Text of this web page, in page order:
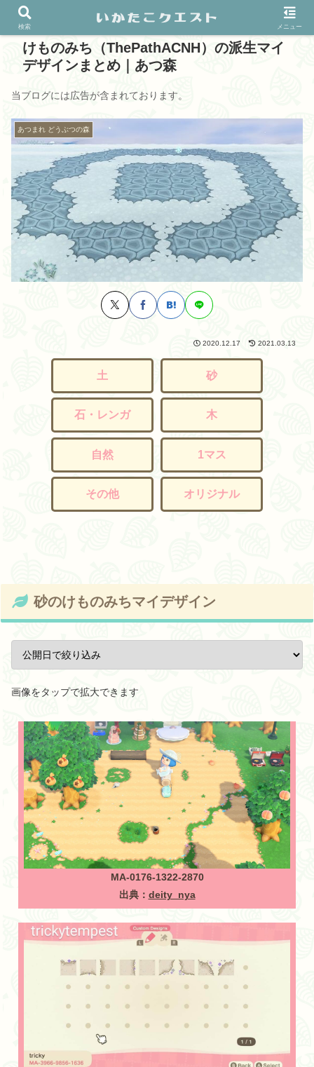
けものみち（ThePathACNH）の派生マイ
デザインまとめ｜あつ森
当ブログには広告が含まれております。
あつまれ どうぶつの森
2020.12.17 2021.03.13
土 砂
石・レンガ 木
自然 1マス
その他 オリジナル
砂のけものみちマイデザイン
画像をタップで拡大できます
MA-0176-1322-2870
出典： deity_nya
検索 メニュー